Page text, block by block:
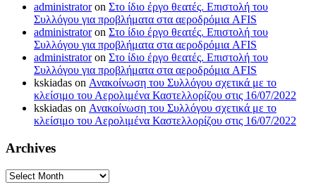
administratoron Στο ίδιο έργο θεατές. Επιστολή του
Συλλόγου για προβλήματα στα αεροδρόμια AFIS
administratoron Στο ίδιο έργο θεατές. Επιστολή του
Συλλόγου για προβλήματα στα αεροδρόμια AFIS
administratoron Στο ίδιο έργο θεατές. Επιστολή του
Συλλόγου για προβλήματα στα αεροδρόμια AFIS
kskiadas on Ανακοίνωση του Συλλόγου σχετικά με το
κλείσιμο του Αερολιμένα Καστελλορίζου στις 16/07/2022
kskiadas on Ανακοίνωση του Συλλόγου σχετικά με το
κλείσιμο του Αερολιμένα Καστελλορίζου στις 16/07/2022
Archives
Archives